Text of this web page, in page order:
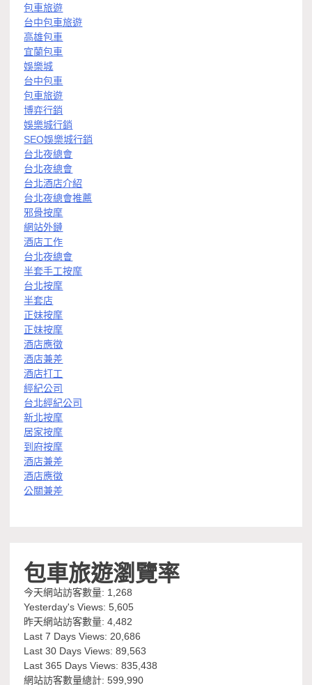
包車旅遊
台中包車旅遊
高雄包車
宜蘭包車
娛樂城
台中包車
包車旅遊
博弈行銷
娛樂城行銷
SEO娛樂城行銷
台北夜總會
台北夜總會
台北酒店介紹
台北夜總會推薦
邪骨按摩
網站外鏈
酒店工作
台北夜總會
半套手工按摩
台北按摩
半套店
正妹按摩
正妹按摩
酒店應徵
酒店兼差
酒店打工
經紀公司
台北經紀公司
新北按摩
居家按摩
到府按摩
酒店兼差
酒店應徵
公關兼差
包車旅遊瀏覽率
今天網站訪客數量: 1,268
Yesterday's Views:5,605
昨天網站訪客數量:4,482
Last 7 Days Views: 20,686
Last 30 Days Views:89,563
Last 365 Days Views:835,438
網站訪客數量總計:599,990